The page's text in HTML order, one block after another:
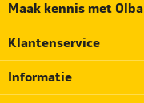
Maak kennis met Olba
Klantenservice
Informatie